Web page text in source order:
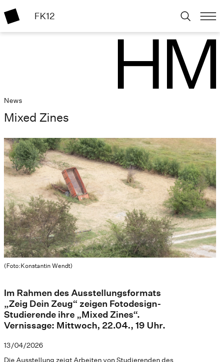
FK12
News
Mixed Zines
(Foto:Konstantin Wendt)
Im Rahmen des Ausstellungsformats
„Zeig Dein Zeug“ zeigen Fotodesign-
Studierende ihre „Mixed Zines“.
Vernissage: Mittwoch, 22.04., 19 Uhr.
13/04/2026
Die Ausstellung zeigt Arbeiten von Studierenden des